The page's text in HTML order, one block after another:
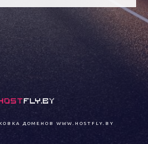
ДОМЕНОВ WWW.HOSTFLY.BY